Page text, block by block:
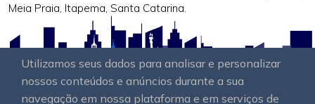
Utilizamos seus dados para analisar e personalizar
nossos conteúdos e anúncios durante a sua
navegação em nossa plataforma e em serviços de
Meia Praia, Itapema, Santa Catarina.